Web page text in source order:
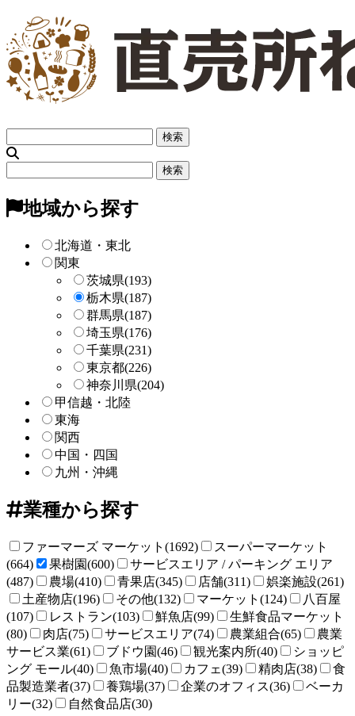
リ
索
ー
検
地域から探す
北海道・東北
関東
茨城県(193)
栃木県(187)
群馬県(187)
埼玉県(176)
千葉県(231)
東京都(226)
神奈川県(204)
甲信越・北陸
東海
関西
中国・四国
九州・沖縄
業種から探す
ファーマーズ マーケット(1692)
スーパーマーケット
(664)
果樹園(600)
サービスエリア / パーキング エリア
(487)
農場(410) 青果店(345) 店舗(311)
娯楽施設(261)
土産物店(196)
その他(132) マーケット(124)
八百屋
(107)
レストラン(103) 鮮魚店(99)
生鮮食品マーケット
(80)
肉店(75) サービスエリア(74) 農業組合(65)
農業
サービス業(61)
ブドウ園(46) 観光案内所(40)
ショッピ
ング モール(40)
魚市場(40) カフェ(39) 精肉店(38)
食
品製造業者(37)
養鶏場(37) 企業のオフィス(36)
ベーカ
リー(32)
自然食品店(30)